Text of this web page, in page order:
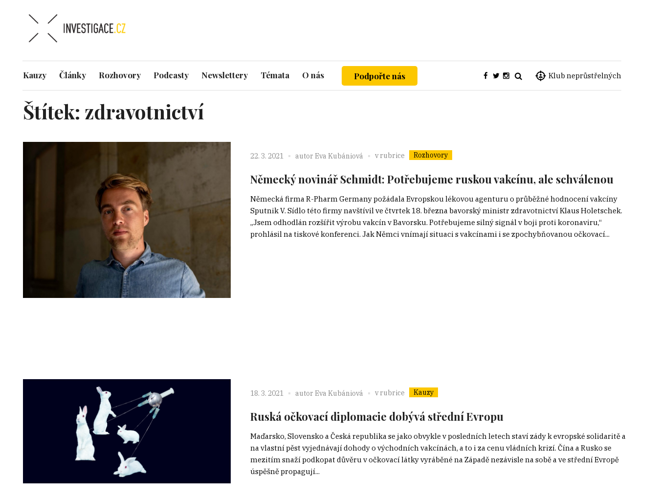
Klub neprůstřelných
Kauzy Články Rozhovory Podcasty Newslettery Témata O nás Podpořte nás
Štítek: zdravotnictví
22. 3. 2021 autor Eva Kubániová v rubrice Rozhovory
Německý novinář Schmidt: Potřebujeme ruskou vakcínu, ale schválenou
Německá firma R-Pharm Germany požádala Evropskou lékovou agenturu o průběžné hodnocení vakcíny
Sputnik V. Sídlo této firmy navštívil ve čtvrtek 18. března bavorský ministr zdravotnictví Klaus Holetschek.
„Jsem odhodlán rozšířit výrobu vakcín v Bavorsku. Potřebujeme silný signál v boji proti koronaviru,“
prohlásil na tiskové konferenci. Jak Němci vnímají situaci s vakcínami i se zpochybňovanou očkovací...
18. 3. 2021 autor Eva Kubániová v rubrice Kauzy
Ruská očkovací diplomacie dobývá střední Evropu
Maďarsko, Slovensko a Česká republika se jako obvykle v posledních letech staví zády k evropské solidaritě a
na vlastní pěst vyjednávají dohody o východních vakcínách, a to i za cenu vládních krizí. Čína a Rusko se
mezitím snaží podkopat důvěru v očkovací látky vyráběné na Západě nezávisle na sobě a ve střední Evropě
úspěšně propagují...